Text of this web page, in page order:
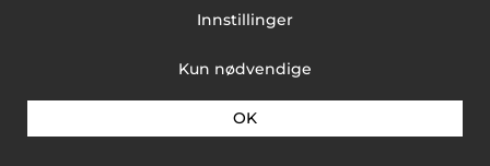
Innstillinger
Kun nødvendige
OK